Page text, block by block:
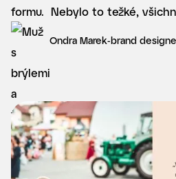
formu. Nebylo to težké,
Ondra Marek-brand